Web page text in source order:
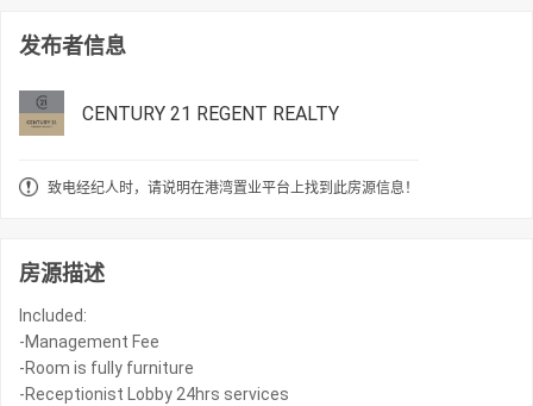
发布者信息
CENTURY 21 REGENT REALTY
致电经纪人时，请说明在港湾置业平台上找到此房源信息！
房源描述
Included:
-Management Fee
-Room is fully furniture
-Receptionist Lobby 24hrs services